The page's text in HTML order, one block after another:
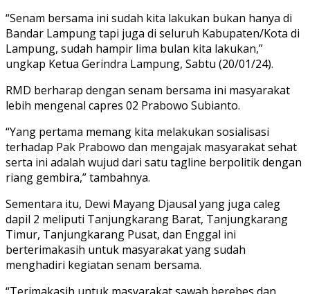
“Senam bersama ini sudah kita lakukan bukan hanya di
Bandar Lampung tapi juga di seluruh Kabupaten/Kota di
Lampung, sudah hampir lima bulan kita lakukan,”
ungkap Ketua Gerindra Lampung, Sabtu (20/01/24).
RMD berharap dengan senam bersama ini masyarakat
lebih mengenal capres 02 Prabowo Subianto.
“Yang pertama memang kita melakukan sosialisasi
terhadap Pak Prabowo dan mengajak masyarakat sehat
serta ini adalah wujud dari satu tagline berpolitik dengan
riang gembira,” tambahnya.
Sementara itu, Dewi Mayang Djausal yang juga caleg
dapil 2 meliputi Tanjungkarang Barat, Tanjungkarang
Timur, Tanjungkarang Pusat, dan Enggal ini
berterimakasih untuk masyarakat yang sudah
menghadiri kegiatan senam bersama.